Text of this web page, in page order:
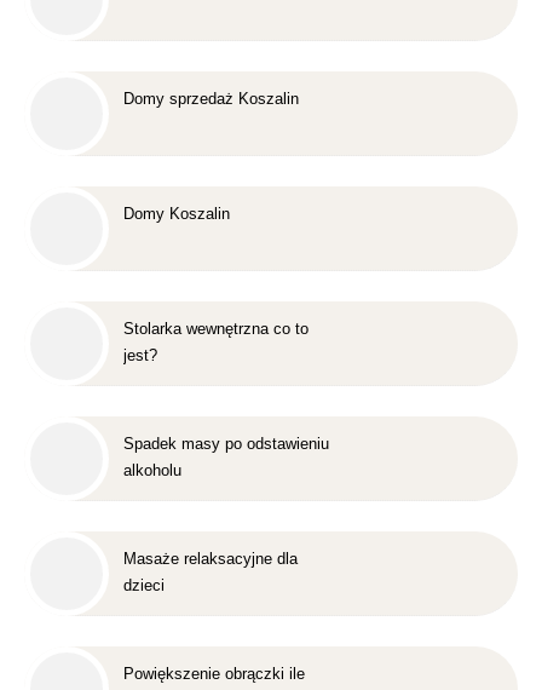
Domy sprzedaż Koszalin
Domy Koszalin
Stolarka wewnętrzna co to
jest?
Spadek masy po odstawieniu
alkoholu
Masaże relaksacyjne dla
dzieci
Powiększenie obrączki ile